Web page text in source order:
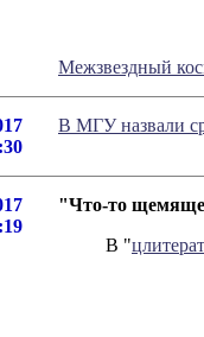
Межзвездный
В МГУ назвали
"Что-то
В "